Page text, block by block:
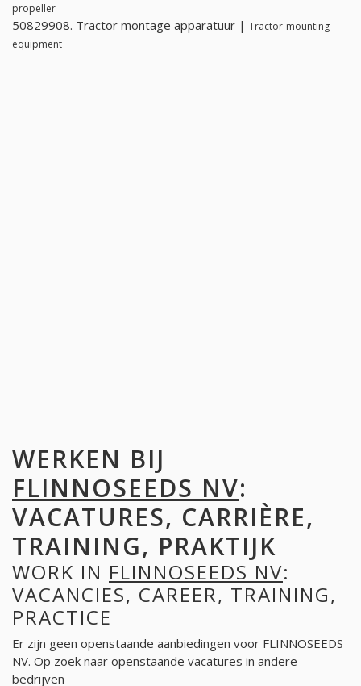
propeller
50829908. Tractor montage apparatuur | Tractor-mounting
equipment
WERKEN BIJ
FLINNOSEEDS NV:
VACATURES, CARRIÈRE,
TRAINING, PRAKTIJK
WORK IN FLINNOSEEDS NV:
VACANCIES, CAREER, TRAINING,
PRACTICE
Er zijn geen openstaande aanbiedingen voor FLINNOSEEDS
NV. Op zoek naar openstaande vacatures in andere
bedrijven